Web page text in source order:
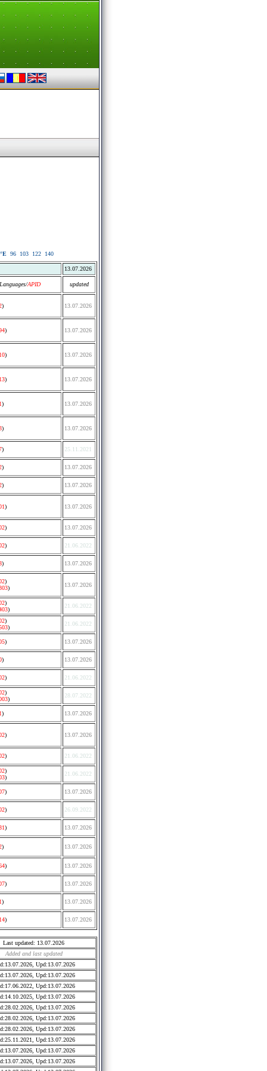
°E 96 103 122 140
13.07.2026
Languages/APID updated
) 13.07.2026
) 13.07.2026
) 13.07.2026
) 13.07.2026
) 13.07.2026
) 13.07.2026
) 25.11.2021
) 13.07.2026
) 13.07.2026
) 13.07.2026
) 13.07.2026
) 21.06.2022
) 13.07.2026
)
) 13.07.2026
)
)
21.06.2022
)
)
21.06.2022
) 13.07.2026
) 13.07.2026
) 21.06.2022
)
)
28.07.2022
) 13.07.2026
) 13.07.2026
) 21.06.2022
)
)
21.06.2022
) 13.07.2026
) 26.09.2022
) 13.07.2026
) 13.07.2026
) 13.07.2026
) 13.07.2026
) 13.07.2026
) 13.07.2026
Last updated: 13.07.2026
Added and last updated
Upd:13.07.2026
Upd:13.07.2026
Upd:13.07.2026
Upd:13.07.2026
Upd:13.07.2026
Upd:13.07.2026
Upd:13.07.2026
Upd:13.07.2026
Upd:13.07.2026
Upd:13.07.2026